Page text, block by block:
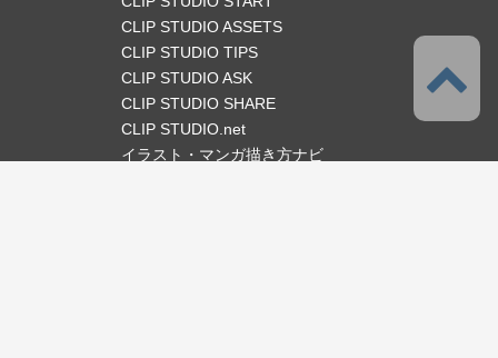
CLIP STUDIO ASSETS
CLIP STUDIO TIPS
CLIP STUDIO ASK
CLIP STUDIO SHARE
CLIP STUDIO.net
イラスト・マンガ描き方ナビ